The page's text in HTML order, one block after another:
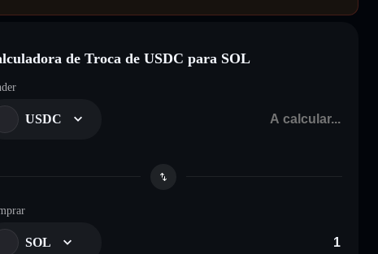
de Troca de USDC para SOL
USDC
SOL